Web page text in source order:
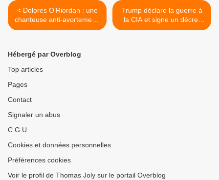
< Dolores O’Riordan : une
chanteuse anti-avortement,
anti-féministe et pro-peine
Trump déclare la guerre à
la CIA et signe un décret
présidentiel contre les
Hébergé par Overblog
Top articles
Pages
Contact
Signaler un abus
C.G.U.
Cookies et données personnelles
Préférences cookies
Voir le profil de Thomas Joly sur le portail Overblog